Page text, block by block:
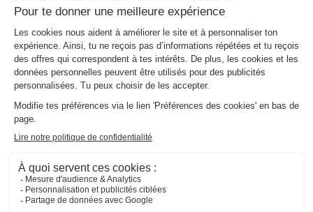
Activités et animations proposées
Espace aquatique, Animations, Sports et Loisirs
Services sur place et à proximité
Santé et Bien-être, Commerces et Restauration, Locations
et équipements, divers
Avis sur Camping Ras L'Bol